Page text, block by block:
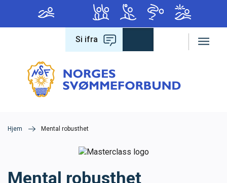
Forbundet
Om forbundet
Antidoping
Hva leter du etter?
Si ifra
Hjem Mental robusthet
Mental robusthet